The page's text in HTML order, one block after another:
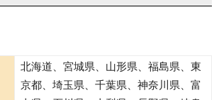
北海道、宮城県、山形県、福島県、東
京都、埼玉県、千葉県、神奈川県、富